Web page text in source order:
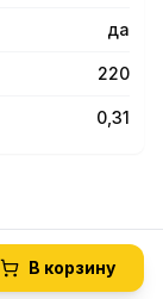
да
220
0,31
В корзину